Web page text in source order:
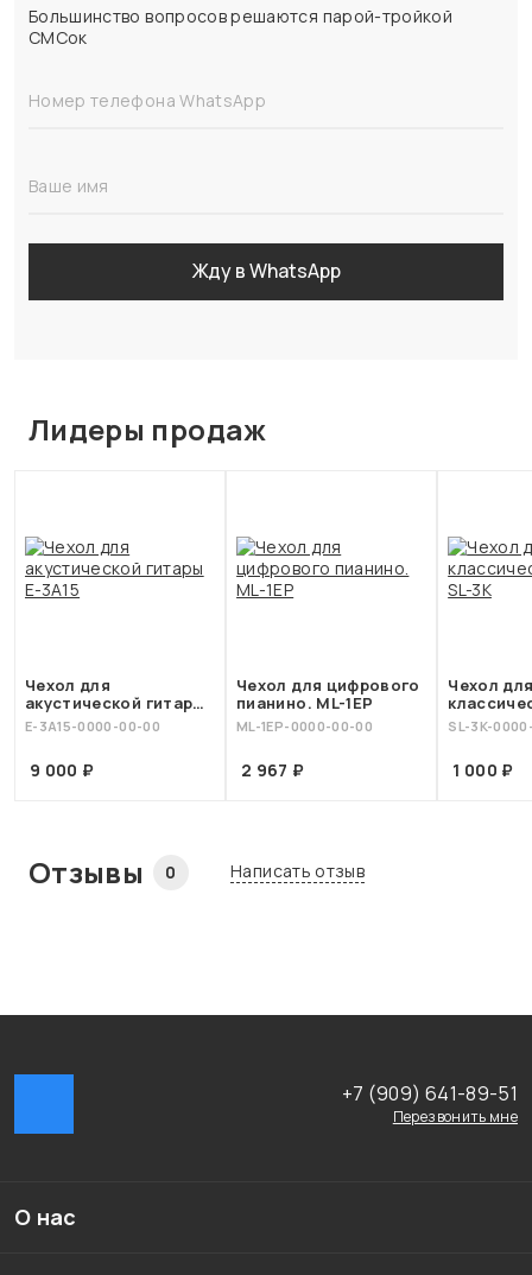
Большинство вопросов решаются парой-тройкой
СМСок
Номер телефона WhatsApp
Ваше имя
Жду в WhatsApp
Лидеры продаж
Чехол для
акустической гитары
E-3A15
E-3А15-0000-00-00
9 000 ₽
Чехол для цифрового
пианино. ML-1EP
ML-1EP-0000-00-00
2 967 ₽
Чехол
SL-3K
SL-3K-
1 000 ₽
Отзывы 0 Написать отзыв
+7 (909) 641-89-51
Перезвонить мне
О нас